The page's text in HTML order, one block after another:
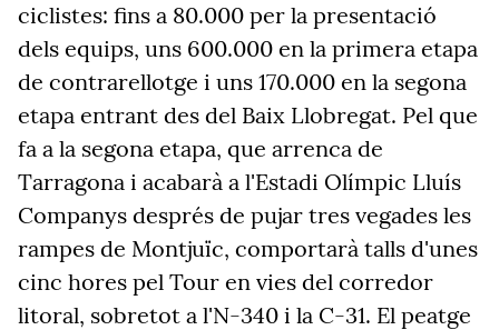
ciclistes: fins a 80.000 per la presentació
dels equips, uns 600.000 en la primera etapa
de contrarellotge i uns 170.000 en la segona
etapa entrant des del Baix Llobregat. Pel que
fa a la segona etapa, que arrenca de
Tarragona i acabarà a l'Estadi Olímpic Lluís
Companys després de pujar tres vegades les
rampes de Montjuïc, comportarà talls d'unes
cinc hores pel Tour en vies del corredor
litoral, sobretot a l'N-340 i la C-31. El peatge